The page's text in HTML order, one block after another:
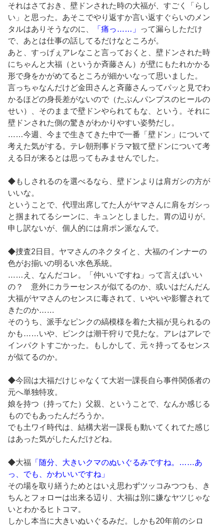
それはさておき、壁ドンされた時の大福が、すごく「らし
い」と思った。あそこでやり返すか言い返すぐらいのメン
タルはありそうなのに、
「痛っ……」
って漏らしただけ
で、あとは仕事の話してるだけなところが。
あと、すっげぇアレなこと言っておくと、壁ドンされた時
にちゃんと大福（というか斉藤さん）が壁にもたれかかる
形で身をかがめてるところが細かいなって思いました。
言っちゃなんだけど金田さんと斉藤さんってパッと見でわ
かるほどの身長差がないので（たぶんパンプスのヒールの
せい）、そのままで壁ドンやられてもな、という。それに
壁ドンされた側の驚きがわかりやすい姿勢だし。
……今週、今まで生きてきた中で一番「壁ドン」について
考えた気がする。テレ朝刑事ドラマ観て壁ドンについて考
える日が来るとは思ってもみませんでした。
◆もしされるのを選べるなら、壁ドンよりは肩ガシの方が
いいな。
ということで、代理出席してた人がヤマさんに肩をガシっ
と掴まれてるシーンに、キュンとしました。胃の辺りが。
申し訳ないが、個人的には肩ポン派なんで。
◆捜査2日目。ヤマさんのネクタイと、大福のインナーの
色がお揃いの明るい水色系統。
……え、なんだコレ。「仲いいですね」って言えばいい
の？ 意外にカラーセンスが似てるのか、或いはだんだん
大福がヤマさんのセンスに毒されて、いやいや影響されて
きたのか……
そのうち、派手なピンクの縞模様を着た大福が見られるの
かも……いや、ピンクは潮干狩りで見たな。アレはアレで
インパクトすごかった。もしかして、元々持ってるセンス
が似てるのか。
◆今回は大福だけじゃなくて大岩一課長自ら事件関係者の
元へ単独特攻。
娘を持つ（持ってた）父親、ということで、なんか感じる
ものでもあったんだろうか。
でも土ワイ時代は、結構大岩一課長も動いてくれてた感じ
はあった気がしたんだけどね。
◆大福 「随分、大きいクマのぬいぐるみですね。……あ
っ、でも、かわいいですね」
その場を取り繕うためとはいえ思わずツッコみつつも、き
ちんとフォローは出来る辺り、大福は別に嫌なヤツじゃな
いとわかるヒトコマ。
しかし本当に大きいぬいぐるみだ。しかも20年前のシロ